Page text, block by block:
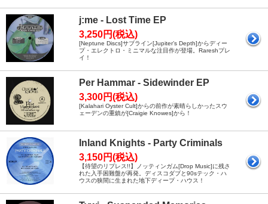
j:me - Lost Time EP
3,250円(税込)
[Neptune Discs]サブライン[Jupiter’s Depth]からディー
プ・エレクトロ・ミニマルな注目作が登場。Rareshプレ
イ！
Per Hammar - Sidewinder EP
3,300円(税込)
[Kalahari Oyster Cult]からの前作が素晴らしかったスウ
ェーデンの重鎮が[Craigie Knowes]から！
Inland Knights - Party Criminals
3,150円(税込)
【待望のリプレス!!】ノッティンガム[Drop Music]に残さ
れた入手困難盤が再発。ディスコダブと90sテック・ハ
ウスの狭間に生まれた地下ディープ・ハウス！